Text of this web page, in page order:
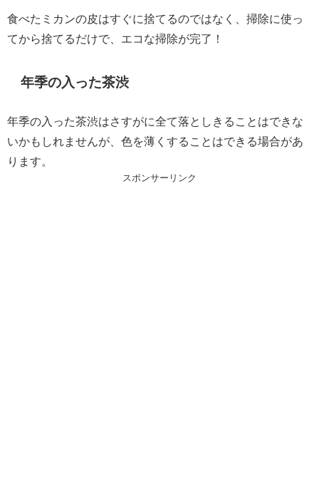
食べたミカンの皮はすぐに捨てるのではなく、掃除に使っ
てから捨てるだけで、エコな掃除が完了！
年季の入った茶渋
年季の入った茶渋はさすがに全て落としきることはできな
いかもしれませんが、色を薄くすることはできる場合があ
ります。
スポンサーリンク